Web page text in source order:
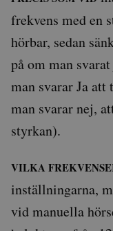
frekvens med en
hörbar, sedan
på om man
man svarar Ja att
man svarar nej,
styrkan).
VILKA
inställningarna,
vid manuella